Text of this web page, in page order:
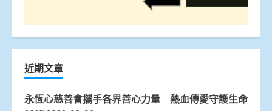
近期文章
永恆心慈善會攜手各界善心力量 熱血傳愛守護生命